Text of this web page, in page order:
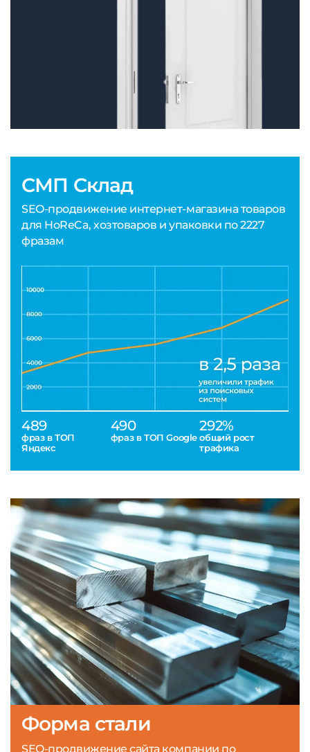
СМП Склад
SEO-продвижение интернет-магазина товаров
для HoReCa, хозтоваров и упаковки по 2227
фразам
489
фраз в ТОП
Яндекс
490
фраз в ТОП Google
292%
общий рост
трафика
Форма стали
SEO-продвижение сайта компании по